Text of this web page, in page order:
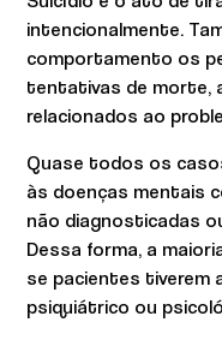
intencionalmente.
comportamento os
tentativas de morte,
relacionados ao
Quase todos os
às doenças mentais
não diagnosticadas
Dessa forma, a
se pacientes
psiquiátrico ou